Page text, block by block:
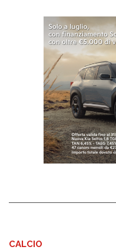
CALCIO